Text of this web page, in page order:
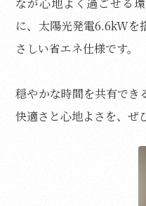
に、太陽光発電6.6kWを
さしい省エネ仕様です。
穏やかな時間を共有でき
快適さと心地よさを、ぜ